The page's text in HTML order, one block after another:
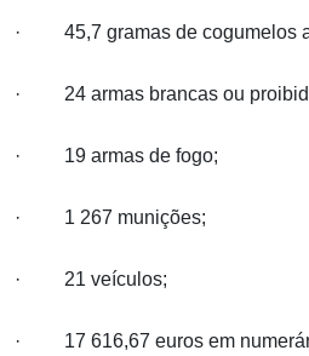
· 45,7 gramas de cogumelos
· 24 armas brancas ou
· 19 armas de fogo;
· 1 267 munições;
· 21 veículos;
· 17 616,67 euros em